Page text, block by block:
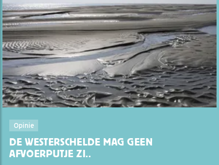
Opinie
DE WESTERSCHELDE MAG GEEN
AFVOERPUTJE ZI..